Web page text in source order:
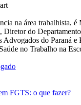
na área trabalhista, é
Diretor do
do Paraná e
no Trabalho na
FGTS: o que fazer?